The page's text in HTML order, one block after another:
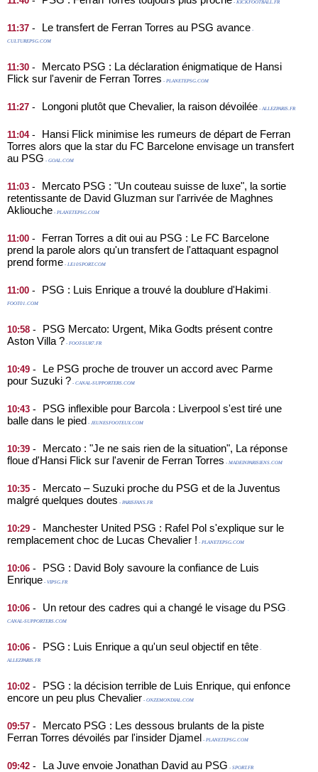
- KICKFOOTBALL.FR
11:37 - Le transfert de Ferran Torres au PSG avance -
CULTUREPSG.COM
11:30 -
Mercato PSG : La déclaration énigmatique de Hansi
Flick sur l'avenir de Ferran Torres - PLANETEPSG.COM
11:27 - Longoni plutôt que Chevalier, la raison dévoilée - ALLEZPARIS.FR
11:04-
Hansi Flick minimise les rumeurs de départ de Ferran
Torres alors que la star du FC Barcelone envisage un transfert
au PSG - GOAL.COM
11:03 -
Mercato PSG : "Un couteau suisse de luxe", la sortie
retentissante de David Gluzman sur l'arrivée de Maghnes
Akliouche - PLANETEPSG.COM
11:00 -
Ferran Torres a dit oui au PSG : Le FC Barcelone
prend la parole alors qu'un transfert de l'attaquant espagnol
prend forme - LE10SPORT.COM
11:00 - PSG : Luis Enrique a trouvé la doublure d'Hakimi -
FOOT01.COM
10:58 -
PSG Mercato: Urgent, Mika Godts présent contre
Aston Villa ? - FOOT-SUR7.FR
10:49 -
Le PSG proche de trouver un accord avec Parme
pour Suzuki ? - CANAL-SUPPORTERS.COM
10:43 -
PSG inflexible pour Barcola : Liverpool s'est tiré une
balle dans le pied - JEUNESFOOTEUX.COM
10:39 -
Mercato : "Je ne sais rien de la situation", La réponse
floue d'Hansi Flick sur l'avenir de Ferran Torres - MADEINPARISIENS.COM
10:35 -
Mercato – Suzuki proche du PSG et de la Juventus
malgré quelques doutes - PARISFANS.FR
10:29 -
Manchester United PSG : Rafel Pol s'explique sur le
remplacement choc de Lucas Chevalier ! - PLANETEPSG.COM
10:06 -
PSG : David Boly savoure la confiance de Luis
Enrique - VIPSG.FR
10:06 - Un retour des cadres qui a changé le visage du PSG -
CANAL-SUPPORTERS.COM
10:06 - PSG : Luis Enrique a qu'un seul objectif en tête -
ALLEZPARIS.FR
10:02 -
PSG : la décision terrible de Luis Enrique, qui enfonce
encore un peu plus Chevalier - ONZEMONDIAL.COM
09:57 -
Mercato PSG : Les dessous brulants de la piste
Ferran Torres dévoilés par l'insider Djamel - PLANETEPSG.COM
09:42 - La Juve envoie Jonathan David au PSG - SPORT.FR